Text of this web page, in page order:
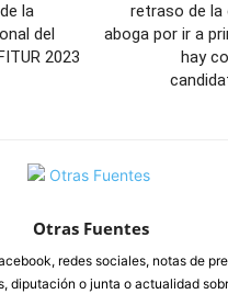
la
del
2023
retraso de la
aboga por ir a
hay
Otras Fuentes
redes sociales, notas de
diputación o junta o actualidad